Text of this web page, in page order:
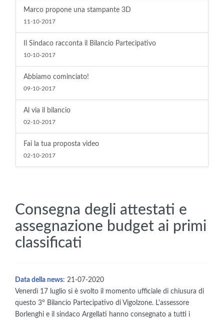
Marco propone una stampante 3D
11-10-2017
Il Sindaco racconta il Bilancio Partecipativo
10-10-2017
Abbiamo cominciato!
09-10-2017
Al via il bilancio
02-10-2017
Fai la tua proposta video
02-10-2017
Consegna degli attestati e
assegnazione budget ai primi
classificati
Data della news: 21-07-2020
Venerdì 17 luglio si è svolto il momento ufficiale di chiusura di
questo 3° Bilancio Partecipativo di Vigolzone. L'assessore
Borlenghi e il sindaco Argellati hanno consegnato a tutti i